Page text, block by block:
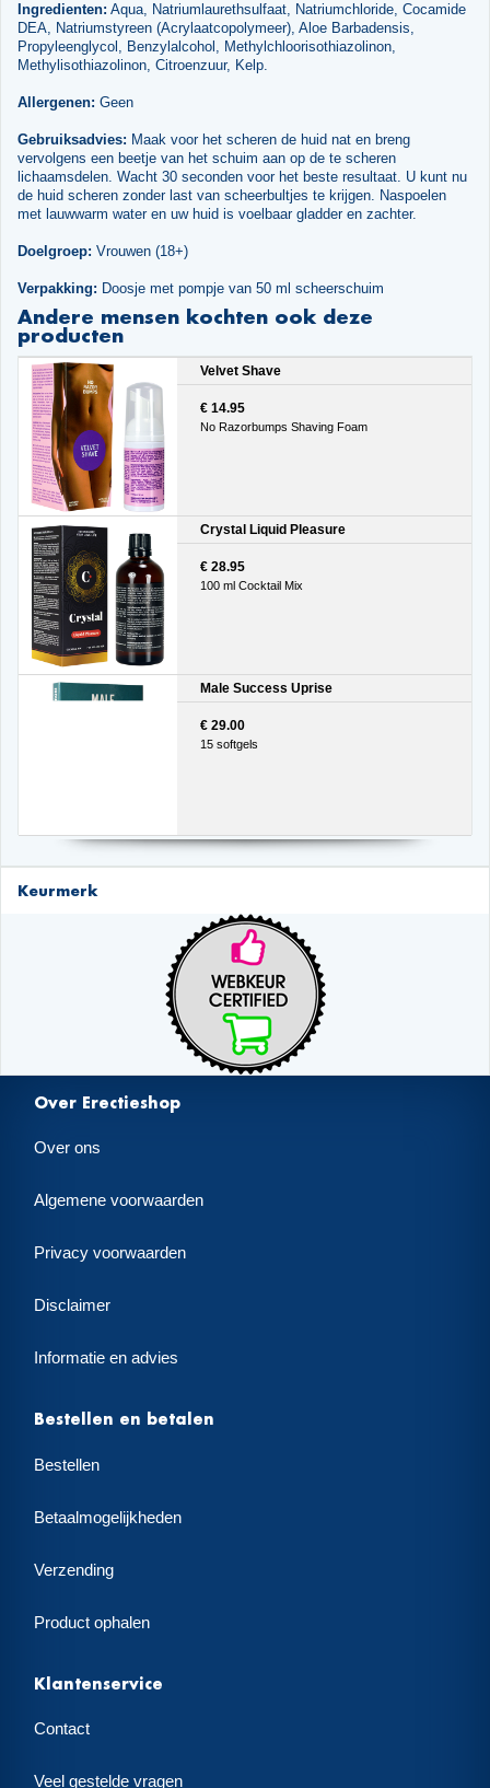
Ingredienten: Aqua, Natriumlaurethsulfaat, Natriumchloride, Cocamide
DEA, Natriumstyreen (Acrylaatcopolymeer), Aloe Barbadensis,
Propyleenglycol, Benzylalcohol, Methylchloorisothiazolinon,
Methylisothiazolinon, Citroenzuur, Kelp.
Allergenen: Geen
Gebruiksadvies: Maak voor het scheren de huid nat en breng
vervolgens een beetje van het schuim aan op de te scheren
lichaamsdelen. Wacht 30 seconden voor het beste resultaat. U kunt nu
de huid scheren zonder last van scheerbultjes te krijgen. Naspoelen
met lauwwarm water en uw huid is voelbaar gladder en zachter.
Doelgroep: Vrouwen (18+)
Verpakking: Doosje met pompje van 50 ml scheerschuim
Andere mensen kochten ook deze
producten
Velvet Shave
€ 14.95
No Razorbumps Shaving Foam
Crystal Liquid Pleasure
€ 28.95
100 ml Cocktail Mix
Male Success Uprise
€ 29.00
15 softgels
Keurmerk
Over Erectieshop
Over ons
Algemene voorwaarden
Privacy voorwaarden
Disclaimer
Informatie en advies
Bestellen en betalen
Bestellen
Betaalmogelijkheden
Verzending
Product ophalen
Klantenservice
Contact
Veel gestelde vragen